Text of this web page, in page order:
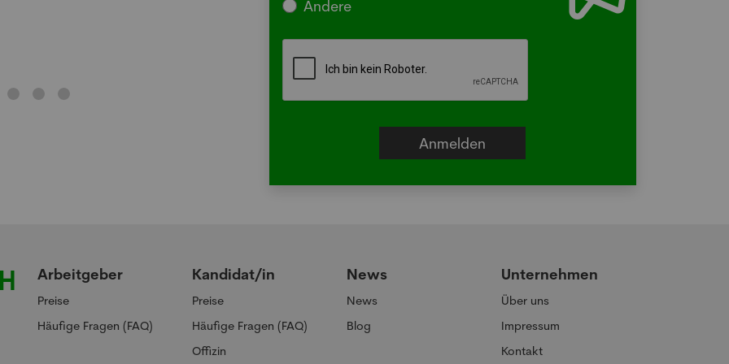
Andere
Arbeitgeber
Preise
Häufige Fragen (FAQ)
Kandidat/in
Preise
Häufige Fragen (FAQ)
Offizin
News
News
Blog
Unternehmen
Über uns
Impressum
Kontakt